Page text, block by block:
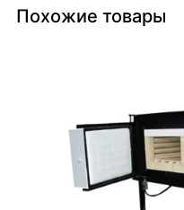
Похожие товары